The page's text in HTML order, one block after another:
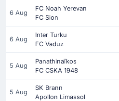
6 Aug
FC Noah Yerevan
FC Sion
6 Aug
Inter Turku
FC Vaduz
5 Aug
Panathinaïkos
FC CSKA 1948
5 Aug
SK Brann
Apollon Limassol